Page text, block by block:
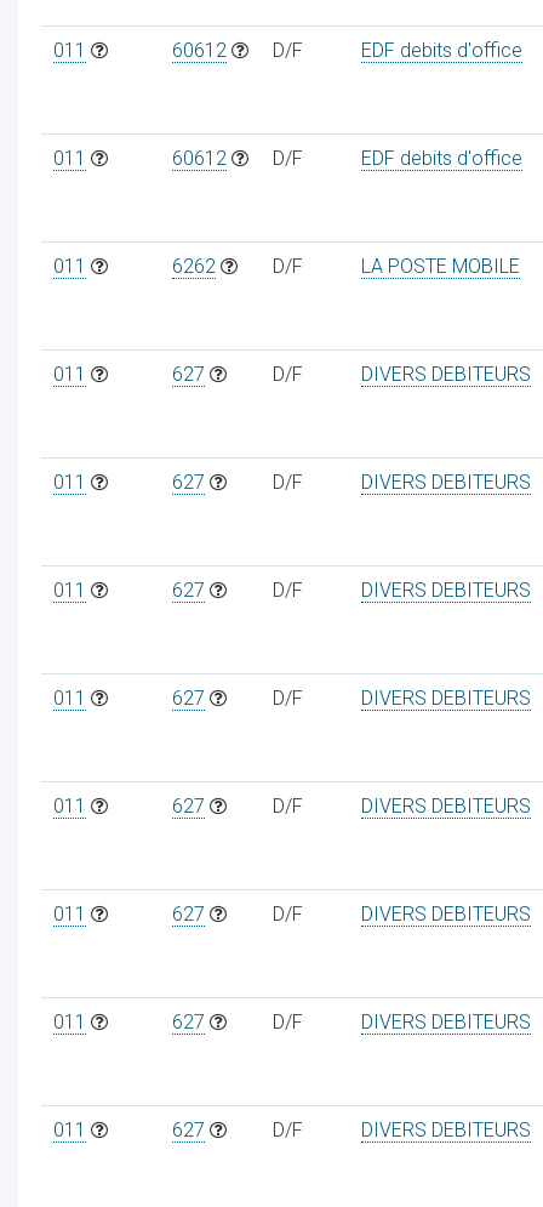
011 60612 D/F EDF debits d'office
011 60612 D/F EDF debits d'office
011 6262 D/F LA POSTE MOBILE
011 627 D/F DIVERS DEBITEURS
011 627 D/F DIVERS DEBITEURS
011 627 D/F DIVERS DEBITEURS
011 627 D/F DIVERS DEBITEURS
011 627 D/F DIVERS DEBITEURS
011 627 D/F DIVERS DEBITEURS
011 627 D/F DIVERS DEBITEURS
011 627 D/F DIVERS DEBITEURS